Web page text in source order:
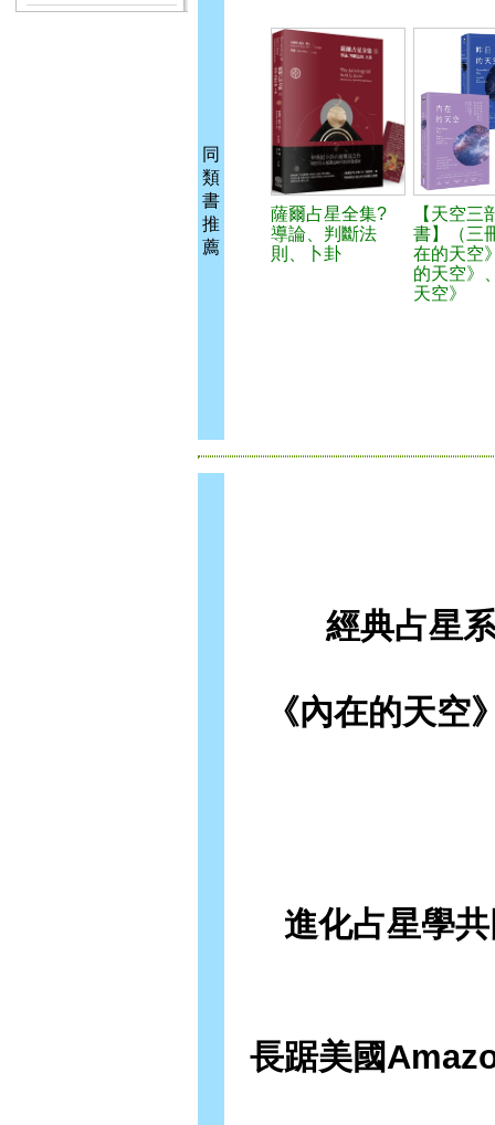
同
類
書
推
薦
薩爾占星全集?
導論、判斷法
則、卜卦
【天空三
書】（三
在的天空
的天空》
天空》
經典占星
《內在的天
進化占星學
長踞美國